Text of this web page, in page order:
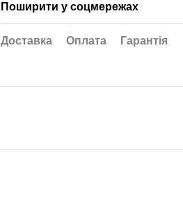
Поширити у соцмережах
Доставка Оплата Гарантія